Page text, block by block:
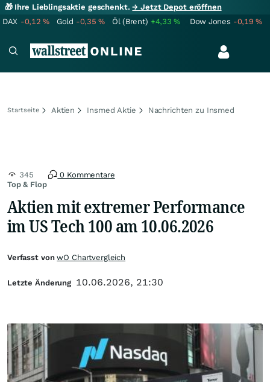
🎁 Ihre Lieblingsaktie geschenkt.→ Jetzt Depot eröffnen
DAX -0,12% Gold -0,35% Öl (Brent) +4,33% Dow Jones -0,19%
Startseite Aktien Insmed Aktie Nachrichten zu Insmed
Top & Flop
345 0 Kommentare
Aktien mit extremer Performance
im US Tech 100 am 10.06.2026
Verfasst vonwO Chartvergleich
Letzte Änderung 10.06.2026, 21:30